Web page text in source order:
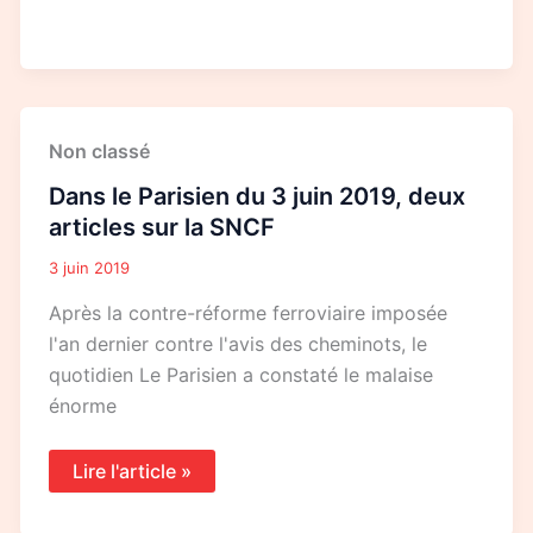
Non classé
Dans le Parisien du 3 juin 2019, deux
articles sur la SNCF
3 juin 2019
Après la contre-réforme ferroviaire imposée
l'an dernier contre l'avis des cheminots, le
quotidien Le Parisien a constaté le malaise
énorme
Dans
le
Parisien
du
3
juin
2019,
deux
sur
SNCF
Lire l'article »